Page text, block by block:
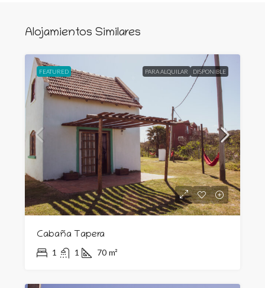
Alojamientos Similares
FEATURED PARA ALQUILAR DISPONIBLE
Cabaña Tapera
1 1 70 m²